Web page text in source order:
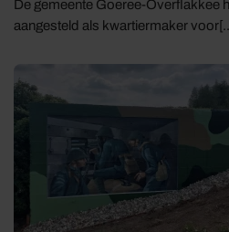
De gemeente Goeree-Overflakkee
aangesteld als kwartiermaker